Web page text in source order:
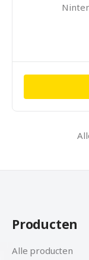
Producten
Alle producten